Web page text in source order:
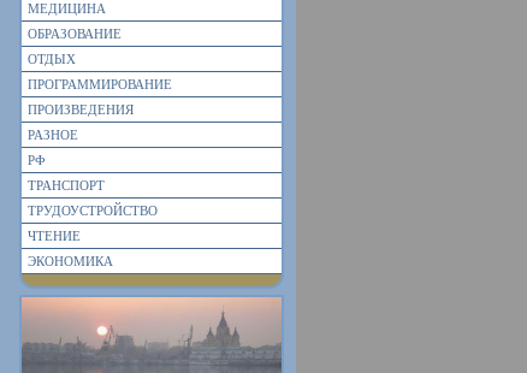
МЕДИЦИНА
ОБРАЗОВАНИЕ
ОТДЫХ
ПРОГРАММИРОВАНИЕ
ПРОИЗВЕДЕНИЯ
РАЗНОЕ
РФ
ТРАНСПОРТ
ТРУДОУСТРОЙСТВО
ЧТЕНИЕ
ЭКОНОМИКА